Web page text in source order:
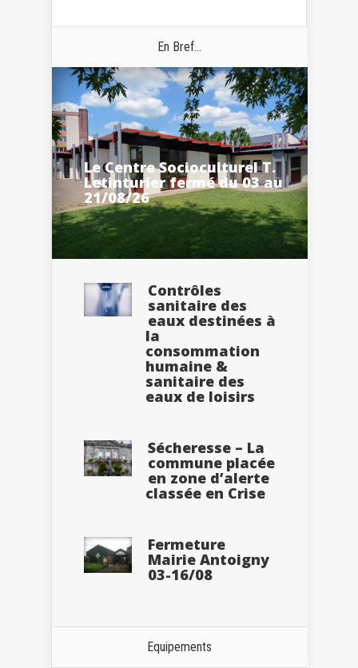
En Bref...
Le Centre Socioculturel T.
Letinturier fermé du 03 au
21/08/26
Contrôles
sanitaire des
eaux destinées à
la
consommation
humaine &
sanitaire des
eaux de loisirs
Sécheresse – La
commune placée
en zone d’alerte
classée en Crise
Fermeture
Mairie Antoigny
03-16/08
Equipements